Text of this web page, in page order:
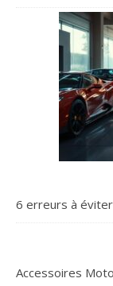
6 erreurs à
Accessoires Moto